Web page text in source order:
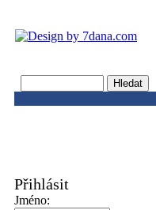
Přihlásit
Jméno: